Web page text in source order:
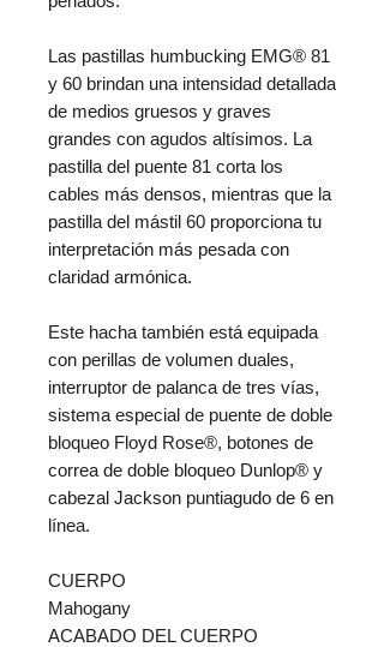
Las pastillas humbucking EMG® 81
y 60 brindan una intensidad detallada
de medios gruesos y graves
grandes con agudos altísimos. La
pastilla del puente 81 corta los
cables más densos, mientras que la
pastilla del mástil 60 proporciona tu
interpretación más pesada con
claridad armónica.
Este hacha también está equipada
con perillas de volumen duales,
interruptor de palanca de tres vías,
sistema especial de puente de doble
bloqueo Floyd Rose®, botones de
correa de doble bloqueo Dunlop® y
cabezal Jackson puntiagudo de 6 en
línea.
CUERPO
Mahogany
ACABADO DEL CUERPO